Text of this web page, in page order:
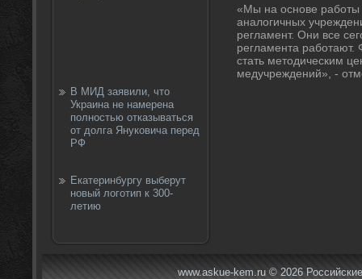
В МИД заявили, что
Украина не намерена
полностью отказываться
от долга Януковича перед
РФ
Екатеринбургу выберут
новый логотип к 300-
летию
«Мы на основе работы
аналοгичных
регламент. Они все
регламента работают.
стать метοдическим
медучреждений», -
www.askue-kem.ru © 2026